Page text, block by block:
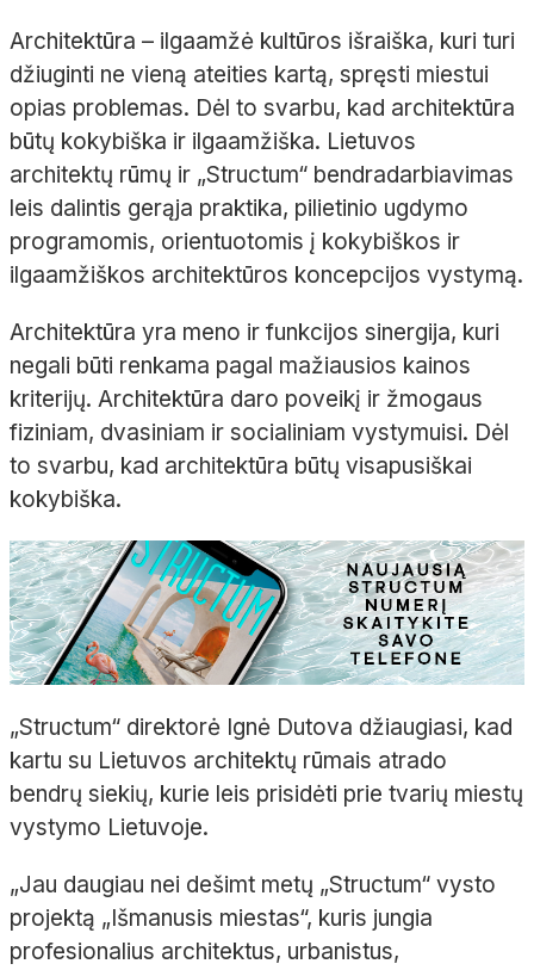
Architektūra – ilgaamžė kultūros išraiška, kuri turi
džiuginti ne vieną ateities kartą, spręsti miestui
opias problemas. Dėl to svarbu, kad architektūra
būtų kokybiška ir ilgaamžiška. Lietuvos
architektų rūmų ir „Structum“ bendradarbiavimas
leis dalintis gerąja praktika, pilietinio ugdymo
programomis, orientuotomis į kokybiškos ir
ilgaamžiškos architektūros koncepcijos vystymą.
Architektūra yra meno ir funkcijos sinergija, kuri
negali būti renkama pagal mažiausios kainos
kriterijų. Architektūra daro poveikį ir žmogaus
fiziniam, dvasiniam ir socialiniam vystymuisi. Dėl
to svarbu, kad architektūra būtų visapusiškai
kokybiška.
„Structum“ direktorė Ignė Dutova džiaugiasi, kad
kartu su Lietuvos architektų rūmais atrado
bendrų siekių, kurie leis prisidėti prie tvarių miestų
vystymo Lietuvoje.
„Jau daugiau nei dešimt metų „Structum“ vysto
projektą „Išmanusis miestas“, kuris jungia
profesionalius architektus, urbanistus,